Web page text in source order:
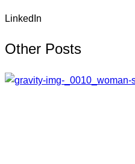
LinkedIn
Other Posts